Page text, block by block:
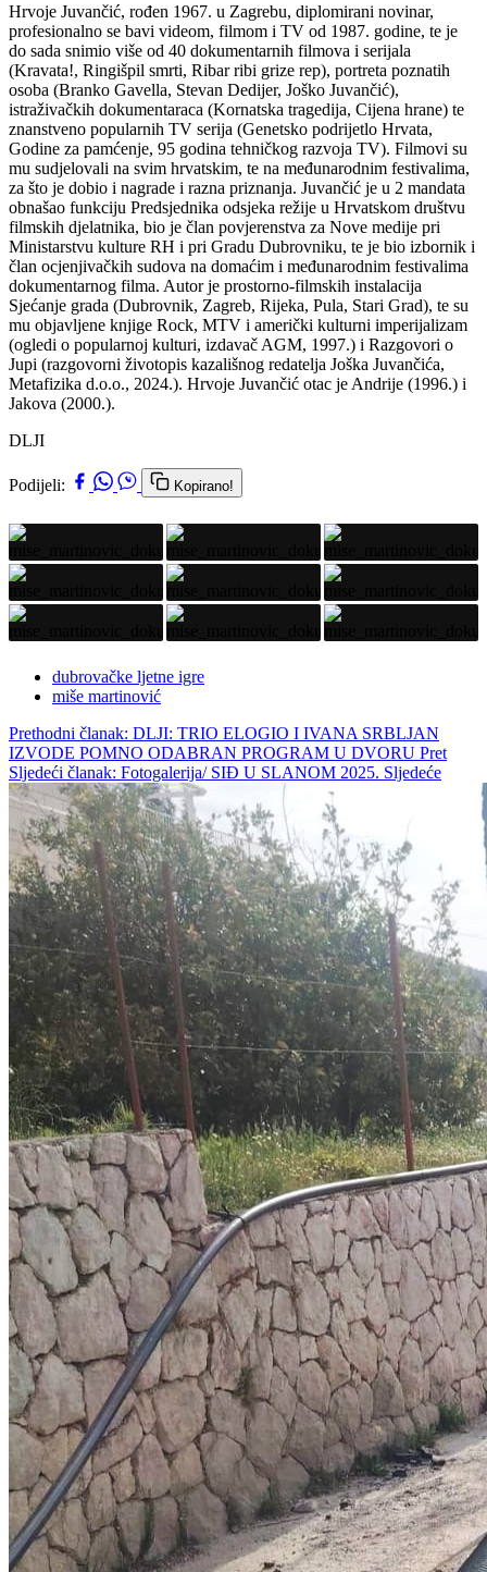
Hrvoje Juvančić, rođen 1967. u Zagrebu, diplomirani novinar,
profesionalno se bavi videom, filmom i TV od 1987. godine, te je
do sada snimio više od 40 dokumentarnih filmova i serijala
(Kravata!, Ringišpil smrti, Ribar ribi grize rep), portreta poznatih
osoba (Branko Gavella, Stevan Dedijer, Joško Juvančić),
istraživačkih dokumentaraca (Kornatska tragedija, Cijena hrane) te
znanstveno popularnih TV serija (Genetsko podrijetlo Hrvata,
Godine za pamćenje, 95 godina tehničkog razvoja TV). Filmovi su
mu sudjelovali na svim hrvatskim, te na međunarodnim festivalima,
za što je dobio i nagrade i razna priznanja. Juvančić je u 2 mandata
obnašao funkciju Predsjednika odsjeka režije u Hrvatskom društvu
filmskih djelatnika, bio je član povjerenstva za Nove medije pri
Ministarstvu kulture RH i pri Gradu Dubrovniku, te je bio izbornik i
član ocjenjivačkih sudova na domaćim i međunarodnim festivalima
dokumentarnog filma. Autor je prostorno-filmskih instalacija
Sjećanje grada (Dubrovnik, Zagreb, Rijeka, Pula, Stari Grad), te su
mu objavljene knjige Rock, MTV i američki kulturni imperijalizam
(ogledi o popularnoj kulturi, izdavač AGM, 1997.) i Razgovori o
Jupi (razgovorni životopis kazališnog redatelja Joška Juvančića,
Metafizika d.o.o., 2024.). Hrvoje Juvančić otac je Andrije (1996.) i
Jakova (2000.).
DLJI
Podijeli: Kopirano!
dubrovačke ljetne igre
miše martinović
Prethodni članak: DLJI: TRIO ELOGIO I IVANA SRBLJAN
IZVODE POMNO ODABRAN PROGRAM U DVORU Pret
Sljedeći članak: Fotogalerija/ SIĐ U SLANOM 2025. Sljedeće